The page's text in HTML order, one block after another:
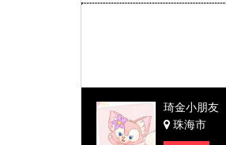
琦金小朋友
珠海市